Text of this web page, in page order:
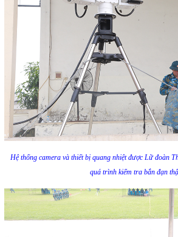
Hệ thống camera và thiết bị quang nhiệt được Lữ đoàn
quá trình kiểm tra bắn đạn